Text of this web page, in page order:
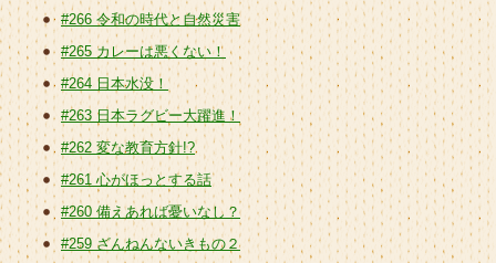
#266 令和の時代と自然災害
#265 カレーは悪くない！
#264 日本水没！
#263 日本ラグビー大躍進！
#262 変な教育方針!?
#261 心がほっとする話
#260 備えあれば憂いなし？
#259 ざんねんないきもの２